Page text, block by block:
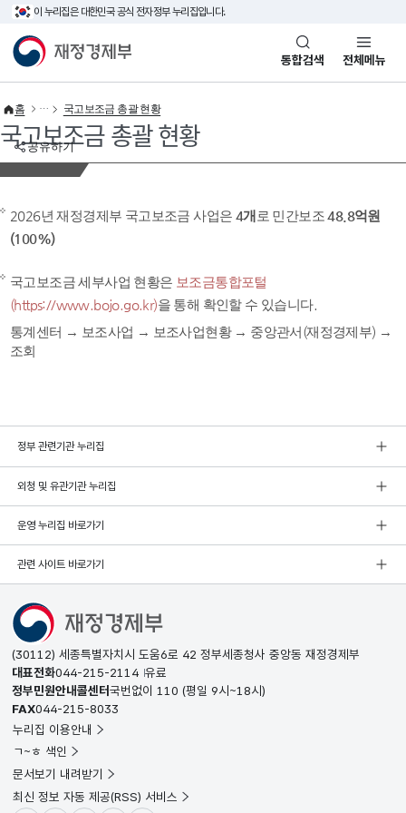
이 누리집은 대한민국 공식 전자정부 누리집입니다.
재정경제부(www.mofe.go.kr)통합검색 전체메뉴
공유하기
홈 국고보조금 총괄 현황
국고보조금 총괄 현황
2026년 재정경제부 국고보조금 사업은 4개 로 민간보조48.8억원
(100%)
국고보조금 세부사업 현황은 보조금통합포털
(https://www.bojo.go.kr)을 통해 확인할 수 있습니다.
통계센터 → 보조사업 → 보조사업현황 → 중앙관서(재정경제부) →
조회
정부 관련기관 누리집
외청 및 유관기관 누리집
운영 누리집 바로가기
관련 사이트 바로가기
(30112) 세종특별자치시 도움6로 42 정부세종청사 중앙동 재정경제부
대표전화044-215-2114 유료
정부민원안내콜센터국번없이 110 (평일 9시~18시)
FAX044-215-8033
누리집 이용안내
ㄱ~ㅎ 색인
문서보기 내려받기
최신 정보 자동 제공(RSS) 서비스